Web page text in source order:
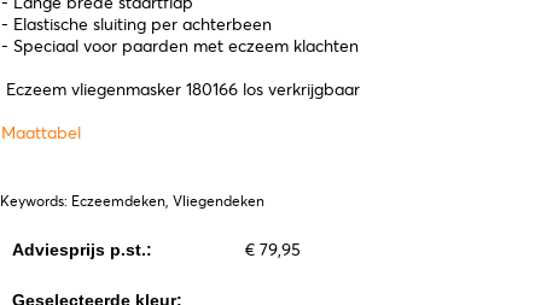
- Elastische sluiting per achterbeen
- Speciaal voor paarden met eczeem klachten
Eczeem vliegenmasker 180166 los verkrijgbaar
Maattabel
Keywords: Eczeemdeken, Vliegendeken
Adviesprijs p.st.: € 79,95
Geselecteerde kleur: